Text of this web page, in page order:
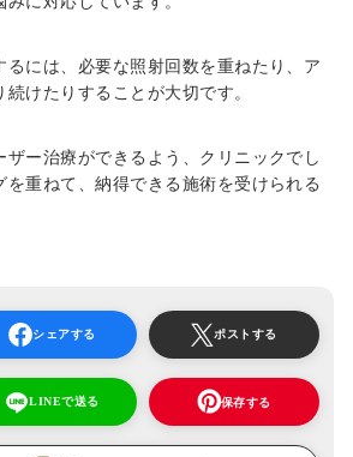
るには、必要な照射回数を重ねたり、ア
けたりすることが大切です。
ザー治療ができるよう、クリニックでし
を重ねて、納得できる施術を受けられる
シェアする ポストする
LINEで送る 保存する